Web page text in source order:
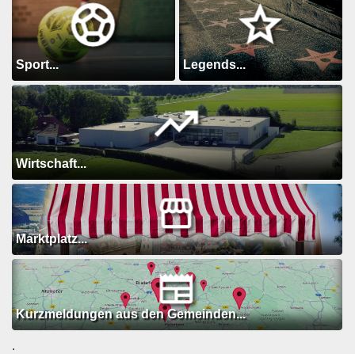
Sport... Legends...
Wirtschaft...
Marktplatz...
Kurzmeldungen aus den Gemeinden...
.